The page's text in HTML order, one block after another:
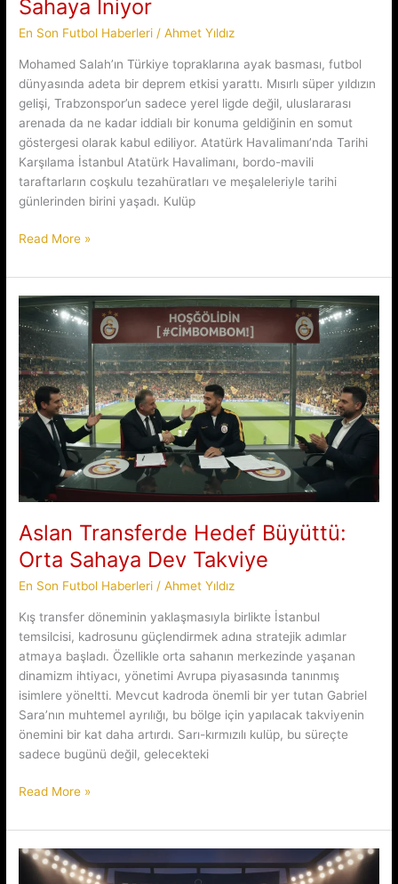
Sahaya İniyor
En Son Futbol Haberleri /Ahmet Yıldız
Mohamed Salah’ın Türkiye topraklarına ayak basması, futbol
dünyasında adeta bir deprem etkisi yarattı. Mısırlı süper yıldızın
gelişi, Trabzonspor’un sadece yerel ligde değil, uluslararası
arenada da ne kadar iddialı bir konuma geldiğinin en somut
göstergesi olarak kabul ediliyor. Atatürk Havalimanı’nda Tarihi
Karşılama İstanbul Atatürk Havalimanı, bordo-mavili
taraftarların coşkulu tezahüratları ve meşaleleriyle tarihi
günlerinden birini yaşadı. Kulüp
Bordo-
Devrim:
Mısırlı
Yıldız
Sahaya
İniyor
Read More »
Aslan Transferde Hedef Büyüttü:
Orta Sahaya Dev Takviye
En Son Futbol Haberleri /Ahmet Yıldız
Kış transfer döneminin yaklaşmasıyla birlikte İstanbul
temsilcisi, kadrosunu güçlendirmek adına stratejik adımlar
atmaya başladı. Özellikle orta sahanın merkezinde yaşanan
dinamizm ihtiyacı, yönetimi Avrupa piyasasında tanınmış
isimlere yöneltti. Mevcut kadroda önemli bir yer tutan Gabriel
Sara’nın muhtemel ayrılığı, bu bölge için yapılacak takviyenin
önemini bir kat daha artırdı. Sarı-kırmızılı kulüp, bu süreçte
sadece bugünü değil, gelecekteki
Aslan
Hedef
Büyüttü:
Orta
Read More »